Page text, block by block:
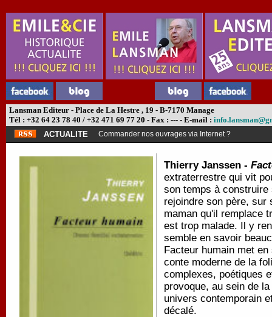
Lansman Editeur - Place de La Hestre , 19 - B-7170 Manage
Tél : +32 64 23 78 40 / +32 471 69 77 20 - Fax : --- - E-mail :
ACTUALITE
Commander nos ouvrages via Internet ?
Thierry Janssen -
extraterrestre qui vit
son temps à construire
rejoindre son père, sur
maman qu'il remplace
est trop malade. Il y
semble en savoir
Facteur humain met
conte moderne de la
complexes, poétiques
provoque, au sein de
univers contemporain
décalé.